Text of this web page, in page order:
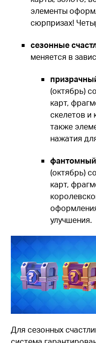
элементы
сюрпризах!
сезонные
меняется в
(октябрь)
карт,
скелетов и
также
нажатия
фантомный
(октябрь)
карт,
улучшения.
Для сезонных